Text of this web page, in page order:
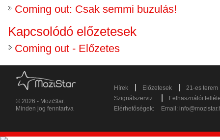
Coming out: Csak semmi buzulás!
Kapcsolódó előzetesek
Coming out - Előzetes
© 2026 - MoziStar.
Minden jog fenntartva
Hírek Előzetesek
21-es terem
Szignálszerviz
Felhasználói
Elérhetőségek:
Email: